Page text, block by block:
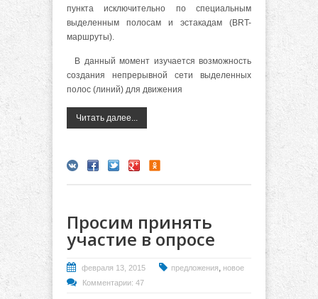
пункта исключительно по специальным
выделенным полосам и эстакадам (BRT-
маршруты).
В данный момент изучается возможность
создания непрерывной сети выделенных
полос (линий) для движения
Читать далее...
Просим принять
участие в опросе
февраля 13, 2015 предложения
новое
Комментарии: 47